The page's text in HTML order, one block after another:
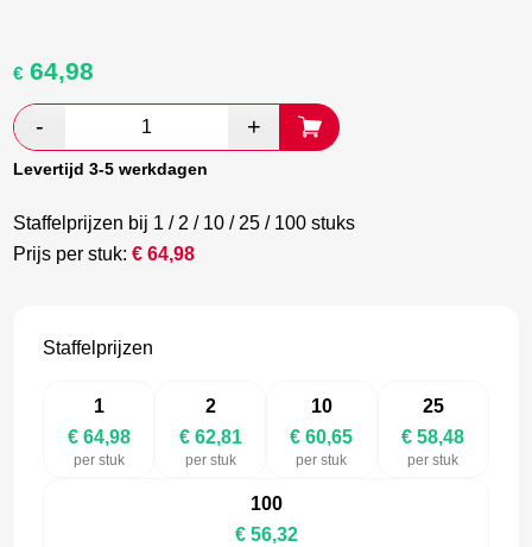
Oorspronkelijke
was:
€ 108,30.
€ 64,98
€ 62,81.
Levertijd 3-5 werkdagen
Staffelprijzen bij 1 / 2 / 10 / 25 / 100 stuks
Prijs per stuk:€64,98
Staffelprijzen
1
€ 64,98
per stuk
2
€ 62,81
per stuk
10
€ 60,65
per stuk
25
€ 58,48
per stuk
100
€ 56,32